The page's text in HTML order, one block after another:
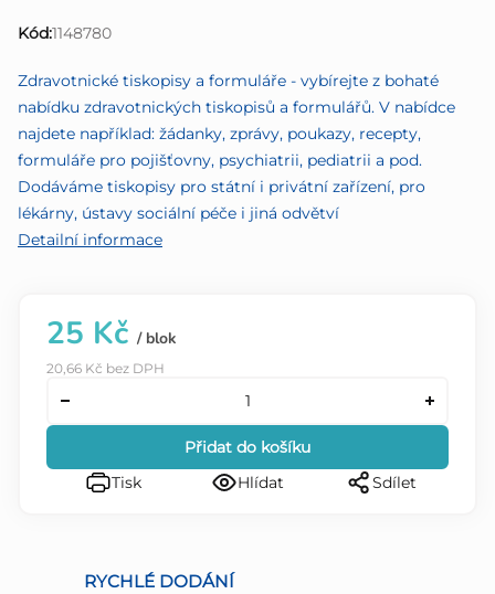
0,0
Kód:1148780
Zdravotnické tiskopisy a formuláře - vybírejte z bohaté
nabídku zdravotnických tiskopisů a formulářů. V nabídce
najdete například: žádanky, zprávy, poukazy, recepty,
formuláře pro pojišťovny, psychiatrii, pediatrii a pod.
Dodáváme tiskopisy pro státní i privátní zařízení, pro
lékárny, ústavy sociální péče i jiná odvětví
Detailní informace
25 Kč / blok
20,66 Kč bez DPH
Přidat do košíku
Tisk
Hlídat Sdílet
RYCHLÉ DODÁNÍ